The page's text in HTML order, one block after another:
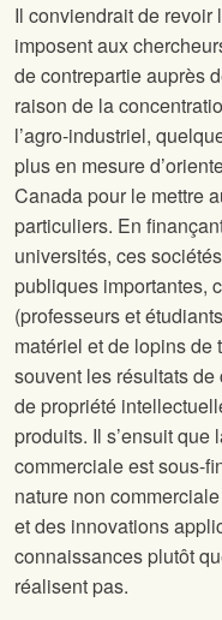
Il conviendrait de revoir
imposent aux
de contrepartie auprès
raison de la
l’agro-industriel,
plus en mesure
Canada pour le mettre
particuliers. En
universités, ces
publiques importantes,
(professeurs et
matériel et de lopins de
souvent les résultats
de propriété
produits. Il s’ensuit que
commerciale est sous-
nature non
et des innovations
connaissances plutôt
réalisent pas.